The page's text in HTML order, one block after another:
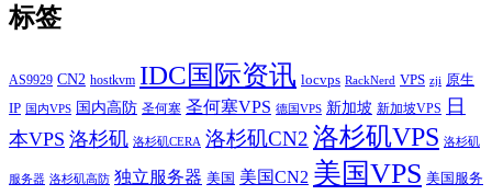
标签
AS9929 CN2 hostkvm IDC国际资讯 locvps RackNerd VPS zji 原生
IP 国内VPS 国内高防 圣何塞 圣何塞VPS 德国VPS 新加坡 新加坡VPS
日
本VPS 洛杉矶 洛杉矶CERA 洛杉矶CN2 洛杉矶VPS 洛杉矶
服务器 洛杉矶高防 独立服务器 美国 美国CN2 美国VPS 美国服务